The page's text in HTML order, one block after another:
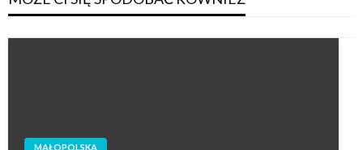
MAŁOPOLSKA